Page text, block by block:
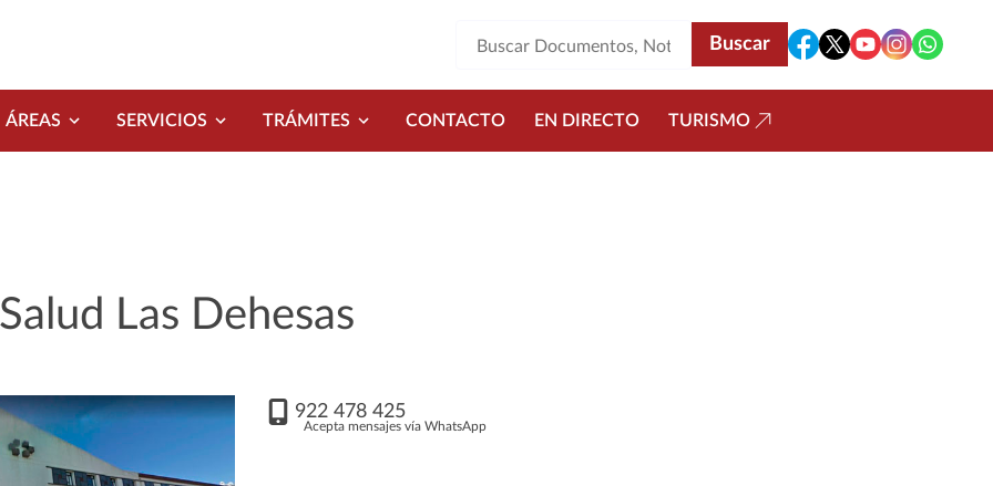
ÁREAS SERVICIOS TRÁMITES CONTACTO EN DIRECTO TURISMO
Las Dehesas
922 478 425
Acepta mensajes vía WhatsApp